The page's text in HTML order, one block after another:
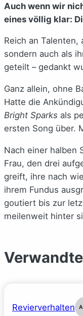
Auch wenn wir
eines völlig klar:
Reich an
sondern auch als
geteilt – gedankt
Ganz allein, ohne
Hatte die
Bright Sparks als
ersten Song über.
Nach einer halben
Frau, den drei
greift, ihre nach
ihrem Fundus
goutiert bis zur
meilenweit hinter
Revierverhalten